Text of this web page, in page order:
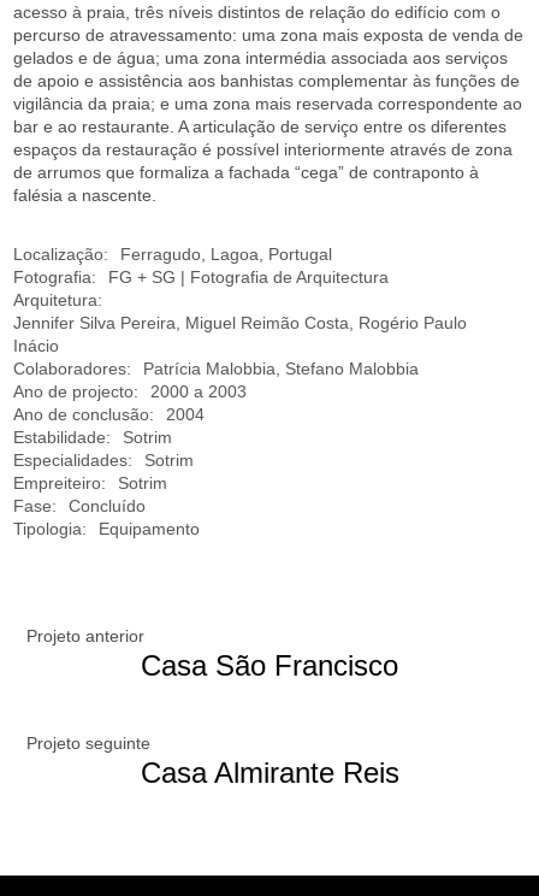
acesso à praia, três níveis distintos de relação do edifício com o
percurso de atravessamento: uma zona mais exposta de venda de
gelados e de água; uma zona intermédia associada aos serviços
de apoio e assistência aos banhistas complementar às funções de
vigilância da praia; e uma zona mais reservada correspondente ao
bar e ao restaurante. A articulação de serviço entre os diferentes
espaços da restauração é possível interiormente através de zona
de arrumos que formaliza a fachada “cega” de contraponto à
falésia a nascente.
Localização:
Ferragudo, Lagoa, Portugal
Fotografia:
FG + SG | Fotografia de Arquitectura
Arquitetura:
Jennifer Silva Pereira, Miguel Reimão Costa, Rogério Paulo
Inácio
Colaboradores:
Patrícia Malobbia, Stefano Malobbia
Ano de projecto:
2000 a 2003
Ano de conclusão:
2004
Estabilidade:
Sotrim
Especialidades:
Sotrim
Empreiteiro:
Sotrim
Fase:
Concluído
Tipologia:
Equipamento
Projeto anterior
Casa São Francisco
Projeto seguinte
Casa Almirante Reis